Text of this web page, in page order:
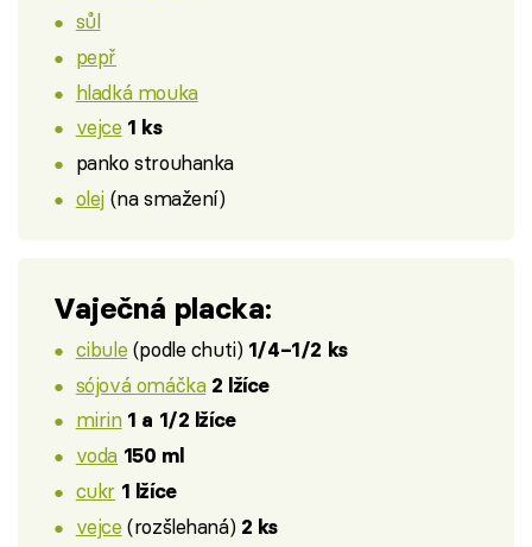
sůl
pepř
hladká mouka
vejce 1 ks
panko strouhanka
olej (na smažení)
Vaječná placka:
cibule (podle chuti) 1/4–1/2 ks
sójová omáčka 2 lžíce
mirin 1 a 1/2 lžíce
voda 150 ml
cukr 1 lžíce
vejce (rozšlehaná) 2 ks